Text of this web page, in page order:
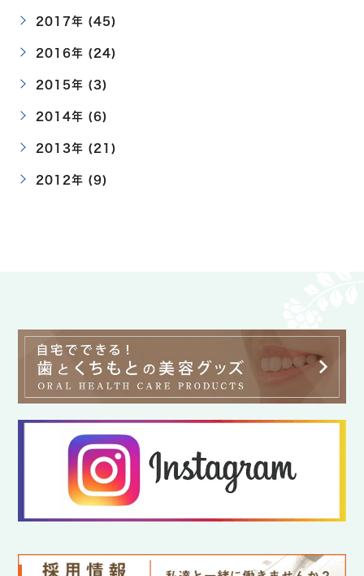
2017年 (45)
2016年 (24)
2015年 (3)
2014年 (6)
2013年 (21)
2012年 (9)